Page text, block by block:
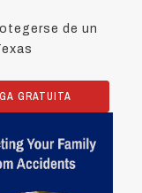
de un
GRATUITA